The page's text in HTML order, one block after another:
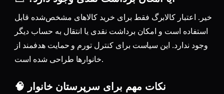
خیر. اعتبار کالابرگ فقط برای خرید کالاهای مشخص‌شده قابل
استفاده است و امکان برداشت نقدی یا انتقال به حساب دیگر
وجود ندارد. این سیاست برای کنترل تورم و حمایت هدفمند از
خانوارها طراحی شده است.
🧠 نکات مهم برای سرپرستان خانوار